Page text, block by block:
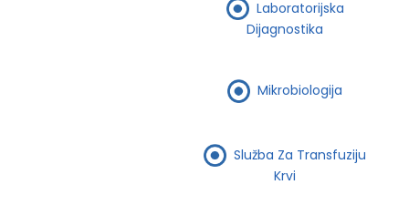
Laboratorijska
Dijagnostika
Mikrobiologija
Služba Za Transfuziju
Krvi